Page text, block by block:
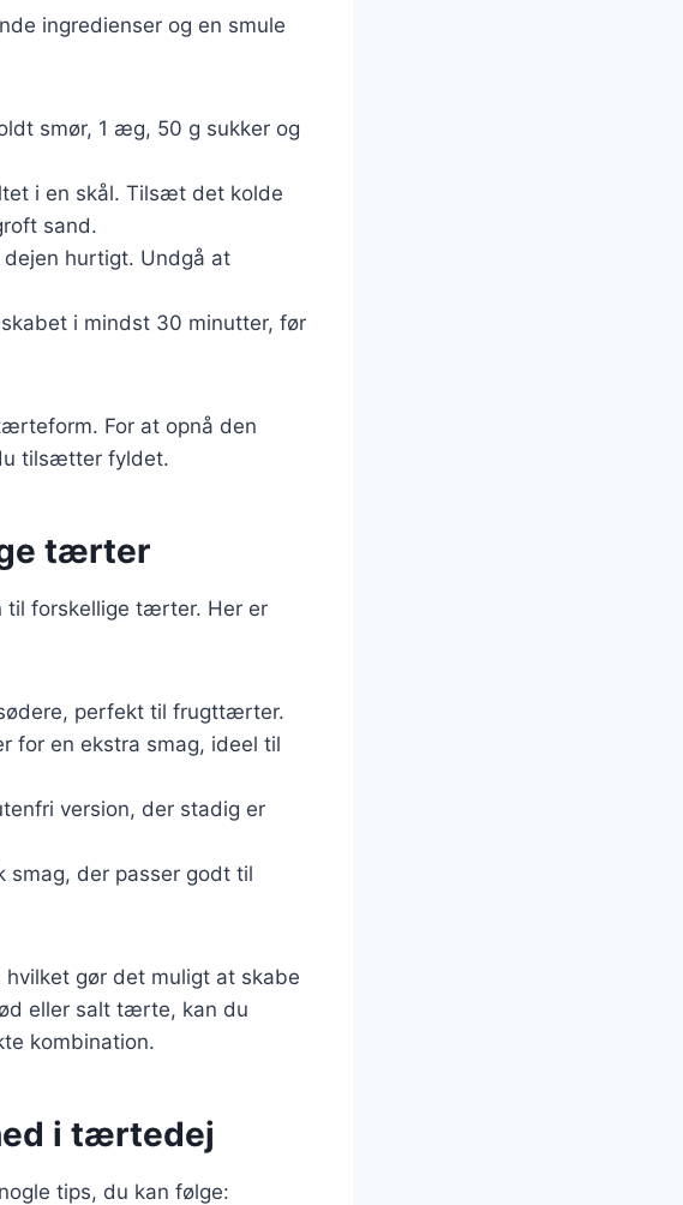
ingredienser og en smule
smør, 1 æg, 50 g sukker og
i en skål. Tilsæt det kolde
sand.
hurtigt. Undgå at
i mindst 30 minutter, før
For at opnå den
tilsætter fyldet.
tærter
til forskellige tærter. Her er
perfekt til frugttærter.
for en ekstra smag, ideel til
version, der stadig er
der passer godt til
gør det muligt at skabe
eller salt tærte, kan du
kombination.
i tærtedej
tips, du kan følge: